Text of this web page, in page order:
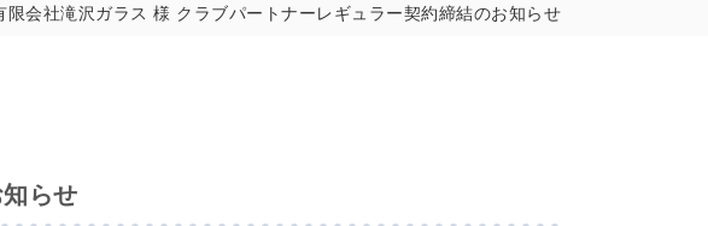
限会社滝沢ガラス 様 クラブパートナーレギュラー契約締結のお知らせ
らせ